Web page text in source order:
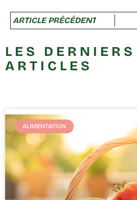
ARTICLE PRÉCÉDENT
LES DERNIERS
ARTICLES
ALIMENTATION